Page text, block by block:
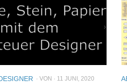
· VON · 11 JUNI, 2020